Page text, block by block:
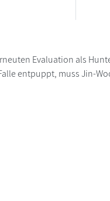
Evaluation als
entpuppt, muss Jin-